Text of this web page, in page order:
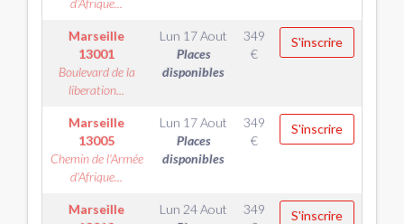
d'Afrique...
Marseille
13001
Boulevard de la
liberation...
Lun 17 Aout
Places
disponibles
349
€
S'inscrire
Marseille
13005
Chemin de l'Armée
d'Afrique...
Lun 17 Aout
Places
disponibles
349
€
S'inscrire
Marseille
Lun 24 Aout
349
S'inscrire